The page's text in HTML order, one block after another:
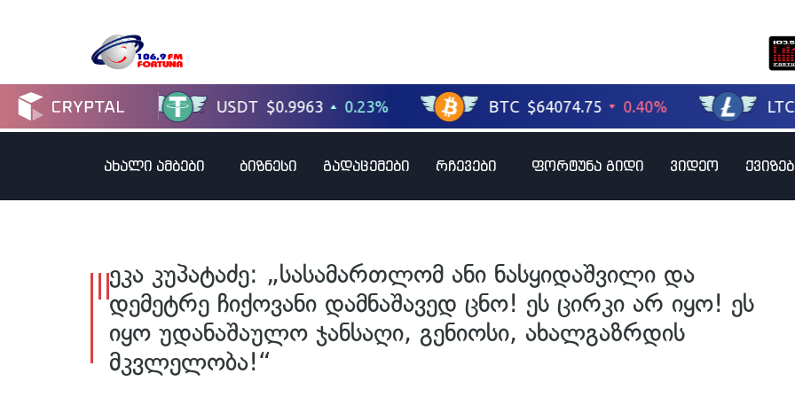
ახალი ამბები ბიზნესი გადაცემები რჩევები ფორტუნა გიდი ვიდეო
ეკა კუპატაძე: „სასამართლომ ანი ნასყიდაშვილი და
დემეტრე ჩიქოვანი დამნაშავედ ცნო! ეს ცირკი არ იყო! ეს
იყო უდანაშაულო ჯანსაღი, გენიოსი, ახალგაზრდის
მკვლელობა!“